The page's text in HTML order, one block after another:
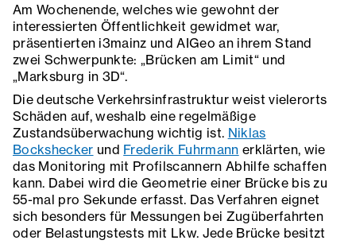
Am Wochenende, welches wie gewohnt der
interessierten Öffentlichkeit gewidmet war,
präsentierten i3mainz und AIGeo an ihrem Stand
zwei Schwerpunkte: „Brücken am Limit“ und
„Marksburg in 3D“.
Die deutsche Verkehrsinfrastruktur weist vielerorts
Schäden auf, weshalb eine regelmäßige
Zustandsüberwachung wichtig ist. Niklas
Bockshecker und Frederik Fuhrmann erklärten, wie
das Monitoring mit Profilscannern Abhilfe schaffen
kann. Dabei wird die Geometrie einer Brücke bis zu
55-mal pro Sekunde erfasst. Das Verfahren eignet
sich besonders für Messungen bei Zugüberfahrten
oder Belastungstests mit Lkw. Jede Brücke besitzt